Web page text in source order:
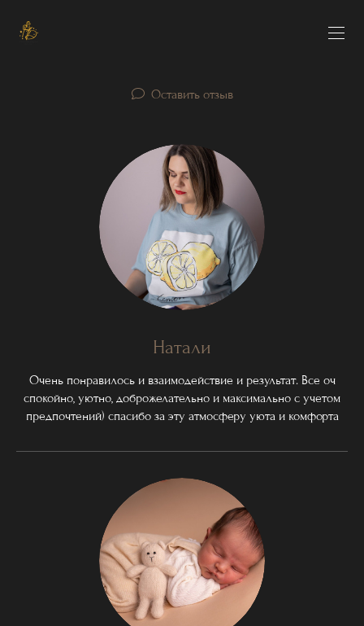
Оставить отзыв
Натали
Очень понравилось и взаимодействие и результат. Все оч
спокойно, уютно, доброжелательно и максимально с учетом
предпочтений) спасибо за эту атмосферу уюта и комфорта